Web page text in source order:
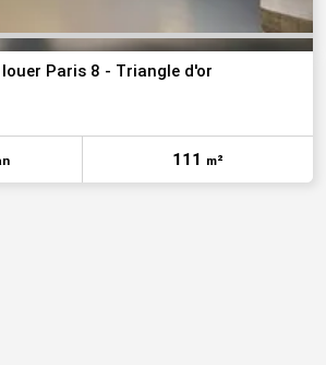
Paris 8 - Triangle d'or
111 m²